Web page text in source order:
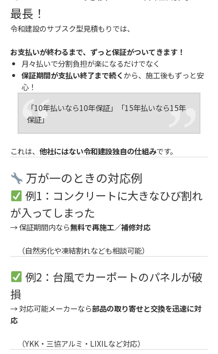
最長！
令和建設のサブスク型見積もりでは、
お支払いが終わるまで、ずっと保証がついてきます！
月々払いで分割負担が楽になるだけでなく
保証期間が支払い終了まで続くから、施工後もずっと安
心！
「10年払いなら10年保証」「15年払いなら15年
保証」
これは、 他社にはない令和建設独自の仕組みです。
万が一のときの対応例
例1：コンクリートに大きなひび割れ
が入ってしまった
→ 保証期間内なら無料で再施工／補修対応
（自然劣化や凍結割れなども相談可能）
例2：台風でカーポートのパネルが破
損
→ 対応可能メーカーなら部品の取り寄せと交換を迅速に対
応
（YKK・三協アルミ・LIXILなど対応）